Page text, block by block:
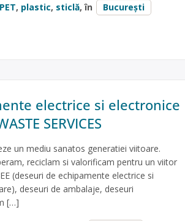
PET, plastic, sticlă, în
București
electrice si electronice
SERVICES
un mediu sanatos generatiei viitoare.
reciclam si valorificam pentru un viitor
(deseuri de echipamente electrice si
deseuri de ambalaje, deseuri
[…]